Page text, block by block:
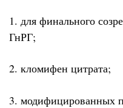
1. для финального
ГнРГ;
2. кломифен цитрата;
3. модифицированных